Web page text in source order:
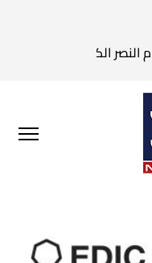
النصر الكامل وواقع